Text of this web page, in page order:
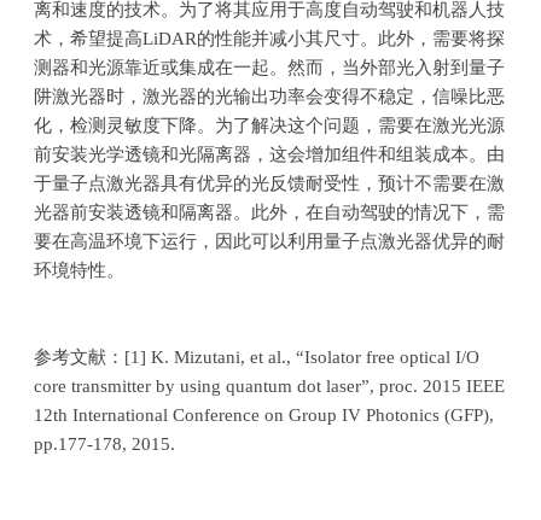
离和速度的技术。为了将其应用于高度自动驾驶和机器人技
术，希望提高LiDAR的性能并减小其尺寸。此外，需要将探
测器和光源靠近或集成在一起。然而，当外部光入射到量子
阱激光器时，激光器的光输出功率会变得不稳定，信噪比恶
化，检测灵敏度下降。为了解决这个问题，需要在激光光源
前安装光学透镜和光隔离器，这会增加组件和组装成本。由
于量子点激光器具有优异的光反馈耐受性，预计不需要在激
光器前安装透镜和隔离器。此外，在自动驾驶的情况下，需
要在高温环境下运行，因此可以利用量子点激光器优异的耐
环境特性。
参考文献： [1] K. Mizutani, et al., “Isolator free optical I/O
core transmitter by using quantum dot laser”, proc. 2015 IEEE
12th International Conference on Group IV Photonics (GFP),
pp.177-178, 2015.